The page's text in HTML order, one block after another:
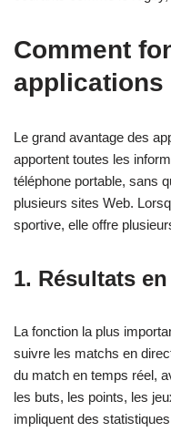
Comment
Le grand avantage des
apportent toutes les
téléphone portable, sans
plusieurs sites Web.
sportive, elle offre
1. Résultats
La fonction la plus
suivre les matchs en
du match en temps réel,
les buts, les points, les
impliquent des